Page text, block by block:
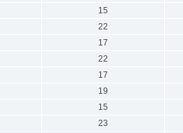
15
22
17
22
17
19
15
23